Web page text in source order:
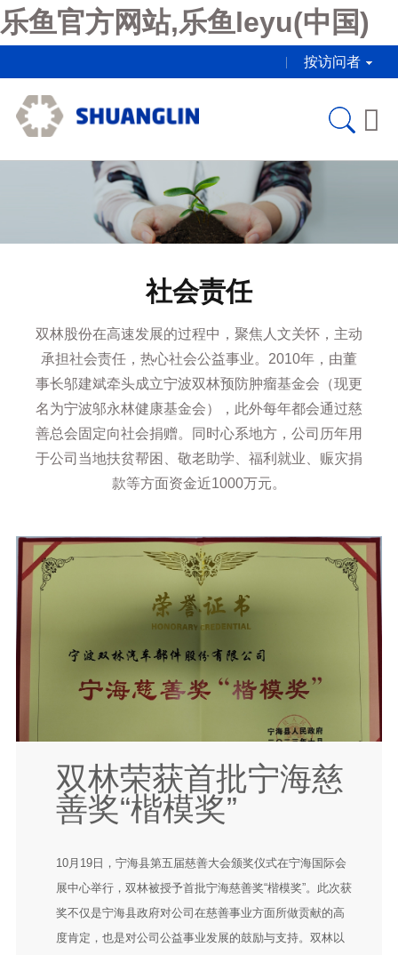
乐鱼官方网站,乐鱼leyu(中国)
按访问者

社会责任
双林股份在高速发展的过程中，聚焦人文关怀，主动
承担社会责任，热心社会公益事业。2010年，由董
事长邬建斌牵头成立宁波双林预防肿瘤基金会（现更
名为宁波邬永林健康基金会），此外每年都会通过慈
善总会固定向社会捐赠。同时心系地方，公司历年用
于公司当地扶贫帮困、敬老助学、福利就业、赈灾捐
款等方面资金近1000万元。
双林荣获首批宁海慈
善奖“楷模奖”
10月19日，宁海县第五届慈善大会颁奖仪式在宁海国际会
展中心举行，双林被授予首批宁海慈善奖“楷模奖”。此次获
奖不仅是宁海县政府对公司在慈善事业方面所做贡献的高
度肯定，也是对公司公益事业发展的鼓励与支持。双林以